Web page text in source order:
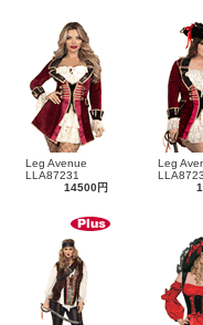
Leg Avenue
LLA87231
14500円
Leg